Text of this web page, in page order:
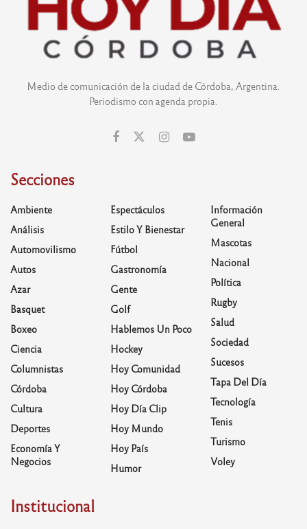
Medio de comunicación de la ciudad de Córdoba, Argentina.
Periodismo con agenda propia.
Secciones
Ambiente
Análisis
Automovilismo
Autos
Azar
Basquet
Boxeo
Ciencia
Columnistas
Córdoba
Cultura
Deportes
Economía Y
Negocios
Espectáculos
Estilo Y Bienestar
Fútbol
Gastronomía
Gente
Golf
Hablemos Un Poco
Hockey
Hoy Comunidad
Hoy Córdoba
Hoy Día Clip
Hoy Mundo
Hoy País
Humor
Información
General
Mascotas
Nacional
Política
Rugby
Salud
Sociedad
Sucesos
Tapa Del Día
Tecnología
Tenis
Turismo
Voley
Institucional